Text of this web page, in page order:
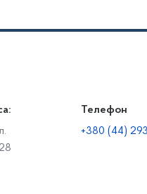
публічної
Діяльність
Телефон
+380 (44)